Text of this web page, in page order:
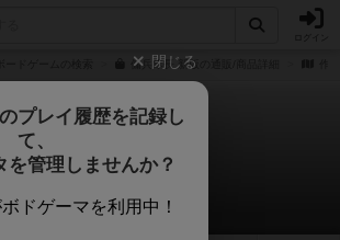
傭兵隊長 新版の通販/商品詳細
傭兵隊長
大吉さんさんのレビュー
閉じる
プレイ履歴を記録し
て、
を管理しませんか？
ドゲーマを利用中！